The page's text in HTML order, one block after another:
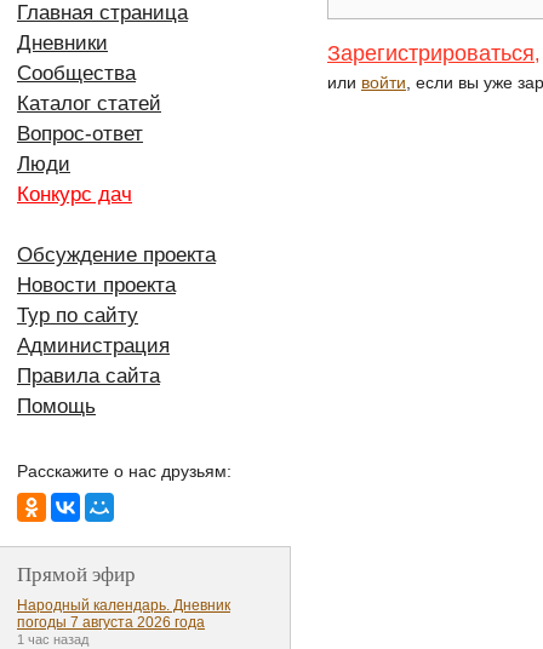
Зарегистрироваться,
или войти , если вы уже
Главная страница
Дневники
Сообщества
Каталог статей
Вопрос-ответ
Люди
Конкурс дач
Обсуждение проекта
Новости проекта
Тур по сайту
Администрация
Правила сайта
Помощь
Расскажите о нас друзьям:
Прямой эфир
Народный календарь. Дневник
погоды 7 августа 2026 года
1 час назад